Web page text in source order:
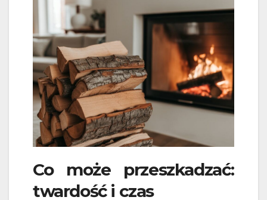
Co może przeszkadzać:
twardość i czas